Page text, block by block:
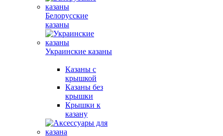
Белорусские
казаны
Украинские казаны
Казаны с
крышкой
Казаны без
крышки
Крышки к
казану